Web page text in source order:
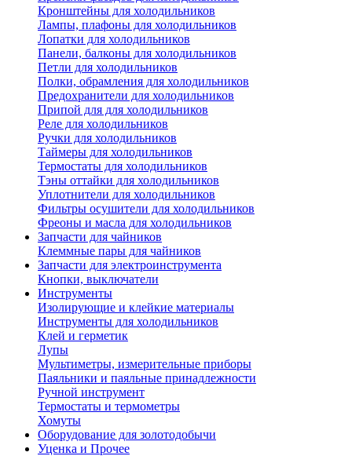
Кронштейны для холодильников
Лампы, плафоны для холодильников
Лопатки для холодильников
Панели, балконы для холодильников
Петли для холодильников
Полки, обрамления для холодильников
Предохранители для холодильников
Припой для для холодильников
Реле для холодильников
Ручки для холодильников
Таймеры для холодильников
Термостаты для холодильников
Тэны оттайки для холодильников
Уплотнители для холодильников
Фильтры осушители для холодильников
Фреоны и масла для холодильников
Запчасти для чайников
Клеммные пары для чайников
Запчасти для электроинструмента
Кнопки, выключатели
Инструменты
Изолирующие и клейкие материалы
Инструменты для холодильников
Клей и герметик
Лупы
Мультиметры, измерительные приборы
Паяльники и паяльные принадлежности
Ручной инструмент
Термостаты и термометры
Хомуты
Оборудование для золотодобычи
Уценка и Прочее